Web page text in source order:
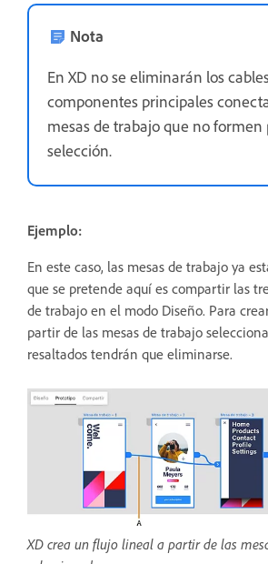
Nota
En XD no se eliminarán los
componentes principales
mesas de trabajo que no formen
selección.
Ejemplo:
En este caso, las mesas de trabajo ya
que se pretende aquí es compartir las
de trabajo en el modo Diseño. Para
partir de las mesas de trabajo
resaltados tendrán que eliminarse.
XD crea un flujo lineal a partir de las